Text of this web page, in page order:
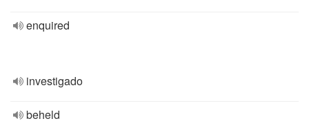
enquired
investigado
beheld